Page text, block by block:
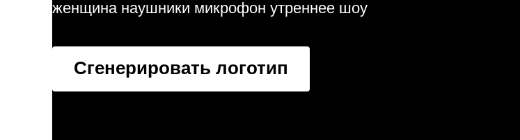
женщина наушники микрофон утреннее шоу
Сгенерировать логотип